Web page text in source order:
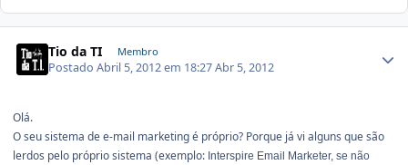
Tio da TI Membro
PostadoAbril 5, 2012 em 18:27Abr 5, 2012
Olá.
O seu sistema de e-mail marketing é próprio? Porque já vi alguns que são
lerdos pelo próprio sistema (exemplo: Interspire Email Marketer, se não